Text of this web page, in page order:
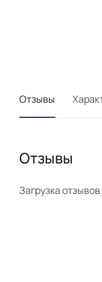
Отзывы
Отзывы
Загрузка